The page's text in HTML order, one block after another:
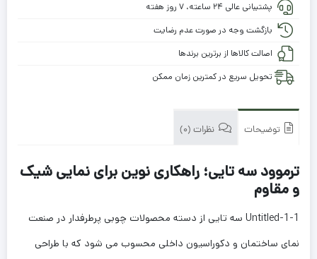
پشتیبانی عالی ۲۴ ساعته، ۷ روز هفته
بازگشت وجه در صورت عدم رضایت
اصالت کالاها از برترین برندها
تحویل سریع در کمترین زمان ممکن
توضیحات نظرات (0)
ترموود سه تایی؛ راهکاری نوین برای نمایی شیک
و مقاوم
Untitled-1-1 سه تایی از دسته محصولات چوبی پرطرفدار در صنعت
نمای ساختمان و دکوراسیون داخلی محسوب می شود که با طراحی